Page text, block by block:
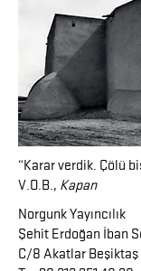
“Karar verdik. Çölü
V.O.B., Kapan
Norgunk Yayıncılık
Şehit Erdoğan İban
C/8 Akatlar